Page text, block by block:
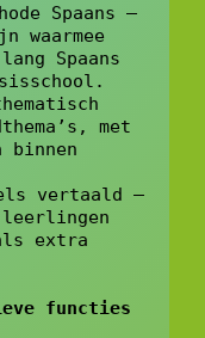
Spaans –
waarmee
Spaans
met
binnen
vertaald –
extra
functies